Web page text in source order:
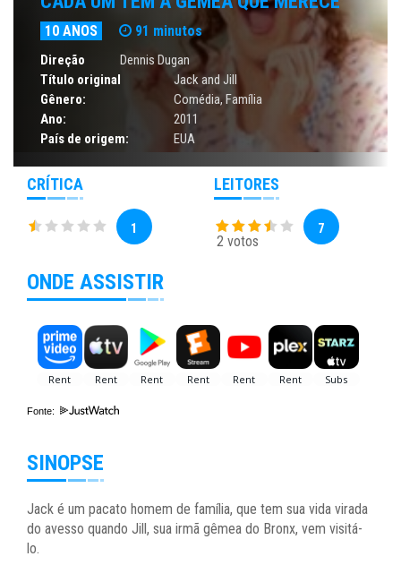
10 ANOS 91 minutos
Direção
Dennis Dugan
Título original
Jack and Jill
Gênero:
Comédia, Família
Ano:
2011
País de origem:
EUA
CRÍTICA
1
LEITORES
2 votos
7
ONDE ASSISTIR
Fonte:
SINOPSE
Jack é um pacato homem de família, que tem sua vida virada
do avesso quando Jill, sua irmã gêmea do Bronx, vem visitá-
lo.